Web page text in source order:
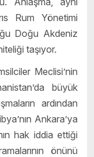
Rum Yönetimi
Doğu Akdeniz
taşıyor.
Meclisi’nin
büyük
ardından
Ankara’ya
hak iddia ettiği
önünü